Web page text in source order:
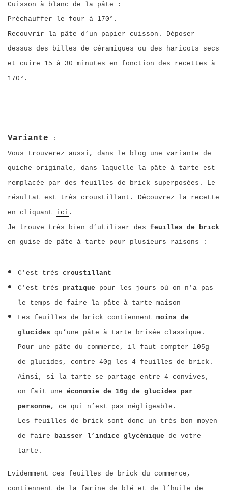
Cuisson à blanc de la pâte :
Préchauffer le four à 170°.
Recouvrir la pâte d’un papier cuisson. Déposer
dessus des billes de céramiques ou des haricots secs
et cuire 15 à 30 minutes en fonction des recettes à
170°.
Variante :
Vous trouverez aussi, dans le blog une variante de
quiche originale, dans laquelle la pâte à tarte est
remplacée par des feuilles de brick superposées. Le
résultat est très croustillant. Découvrez la recette
en cliquant ici .
Je trouve très bien d’utiliser des feuilles de brick
en guise de pâte à tarte pour plusieurs raisons :
C’est très croustillant
C’est très pratique pour les jours où on n’a pas
le temps de faire la pâte à tarte maison
Les feuilles de brick contiennent moins de
glucides qu’une pâte à tarte brisée classique.
Pour une pâte du commerce, il faut compter 105g
de glucides, contre 40g les 4 feuilles de brick.
Ainsi, si la tarte se partage entre 4 convives,
on fait une économie de 16g de glucides par
personne , ce qui n’est pas négligeable.
Les feuilles de brick sont donc un très bon moyen
de faire baisser l’indice glycémique de votre
tarte.
Evidemment ces feuilles de brick du commerce,
contiennent de la farine de blé et de l’huile de